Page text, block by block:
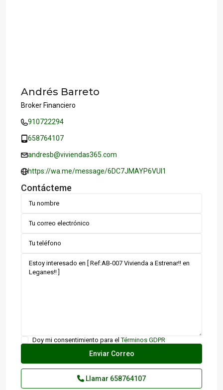
Andrés Barreto
Broker Financiero
910722294
658764107
andresb@viviendas365.com
https://wa.me/message/6DC7JMAYP6VUI1
Contácteme
Doy mi consentimiento para elTérminos GDPR
Llamar 658764107